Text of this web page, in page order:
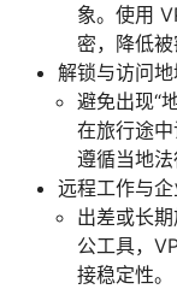
象。使用
密，降低被
解锁与访问
避免出现“
在旅行途
遵循当地法
远程工作与企
出差或长
公工具，
接稳定性。